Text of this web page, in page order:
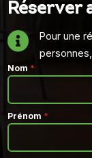
Réserver

Pour une
Nom *
Prénom *